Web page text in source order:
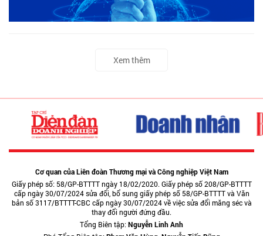
Xem thêm
Cơ quan của Liên đoàn Thương mại và Công nghiệp Việt Nam
Giấy phép số: 58/GP-BTTTT ngày 18/02/2020. Giấy phép số 208/GP-BTTTT
cấp ngày 30/07/2024 sửa đổi, bổ sung giấy phép số 58/GP-BTTTT và Văn
bản số 3117/BTTTT-CBC cấp ngày 30/07/2024 về việc sửa đổi măng séc và
thay đổi người đứng đầu.
Tổng Biên tập:Nguyễn Linh Anh